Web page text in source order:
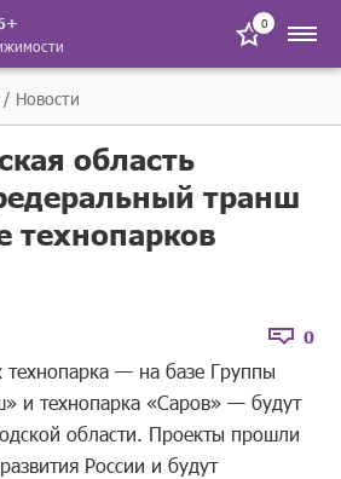
0
Новости
область
транш
технопарков
0
— на базе Группы
и технопарка «Саров» — будут
области. Проекты прошли
России и будут